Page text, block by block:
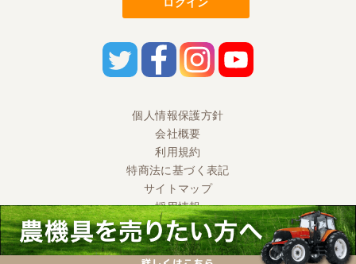
個人情報保護方針
会社概要
利用規約
特商法に基づく表記
サイトマップ
採用情報
Ⓒ 2020 UMM CO., LTD. All Rights Reserved.